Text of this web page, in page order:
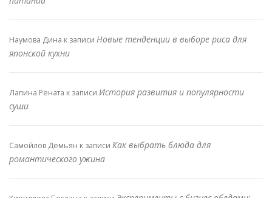
Наумова Дина к записи Новые тенденции в выборе риса для
японской кухни
Лапина Рената к записи История развития и популярности
суши
Самойлов Демьян к записи Как выбрать блюда для
романтического ужина